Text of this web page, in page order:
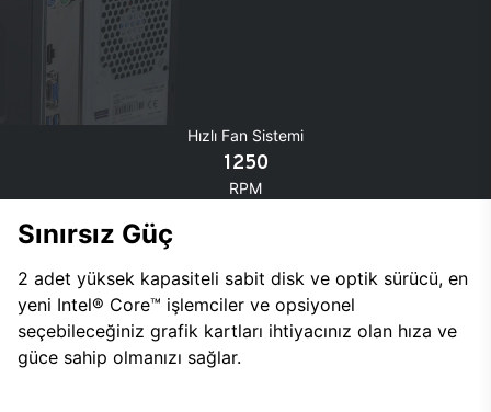
Hızlı Fan Sistemi
1250
RPM
Sınırsız Güç
2 adet yüksek kapasiteli sabit disk ve optik sürücü, en
yeni Intel® Core™ işlemciler ve opsiyonel
seçebileceğiniz grafik kartları ihtiyacınız olan hıza ve
güce sahip olmanızı sağlar.